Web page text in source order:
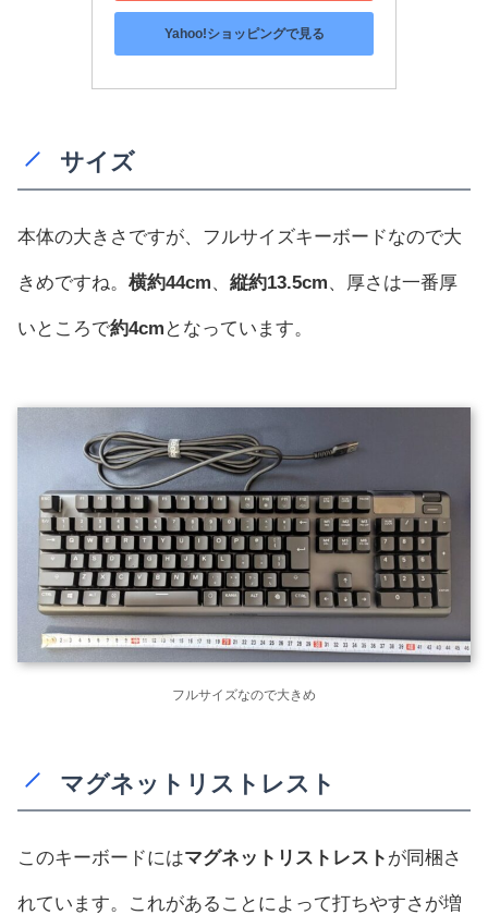
Yahoo!ショッピングで見る
サイズ
本体の大きさですが、フルサイズキーボードなので大
きめですね。 横約44cm、 縦約13.5cm、厚さは一番厚
いところで約4cm となっています。
フルサイズなので大きめ
マグネットリストレスト
このキーボードにはマグネットリストレスト が同梱さ
れています。これがあることによって打ちやすさが増